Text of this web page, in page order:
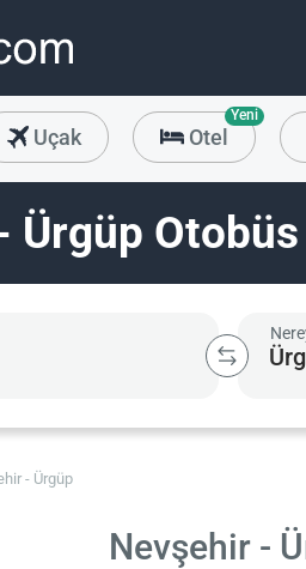
Uçak Otel
Yeni
Ürgüp
- Ürgüp
Nevşehir -